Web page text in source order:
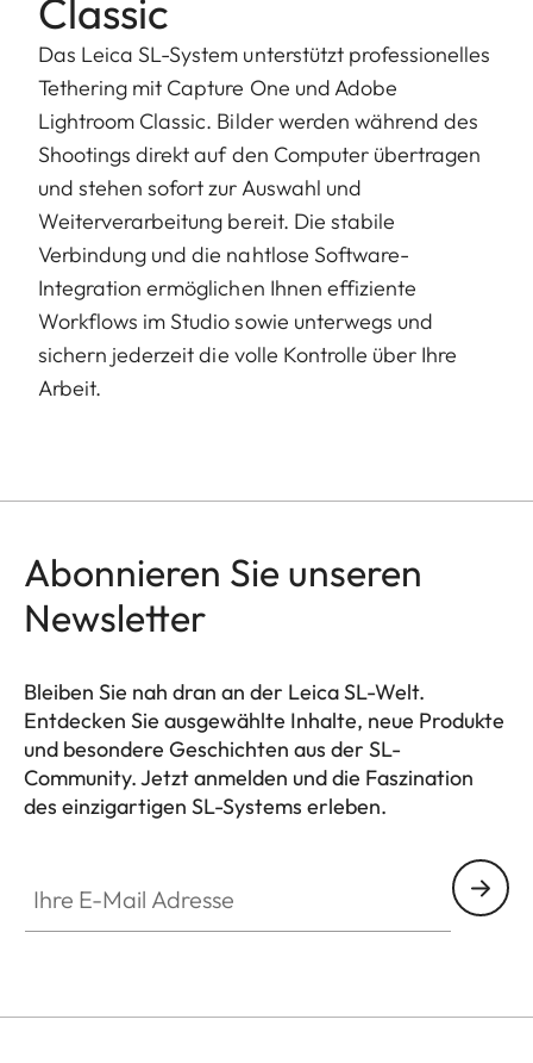
Classic
Das Leica SL-System unterstützt professionelles
Tethering mit Capture One und Adobe
Lightroom Classic. Bilder werden während des
Shootings direkt auf den Computer übertragen
und stehen sofort zur Auswahl und
Weiterverarbeitung bereit. Die stabile
Verbindung und die nahtlose Software-
Integration ermöglichen Ihnen effiziente
Workflows im Studio sowie unterwegs und
sichern jederzeit die volle Kontrolle über Ihre
Arbeit.
Abonnieren Sie unseren
Newsletter
Bleiben Sie nah dran an der Leica SL-Welt.
Entdecken Sie ausgewählte Inhalte, neue Produkte
und besondere Geschichten aus der SL-
Community. Jetzt anmelden und die Faszination
des einzigartigen SL-Systems erleben.